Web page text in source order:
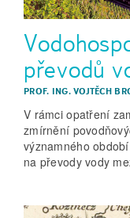
převodů
PROF. ING. VOJTĚCH
V rámci opatření
zmírnění
významného
na převody vody